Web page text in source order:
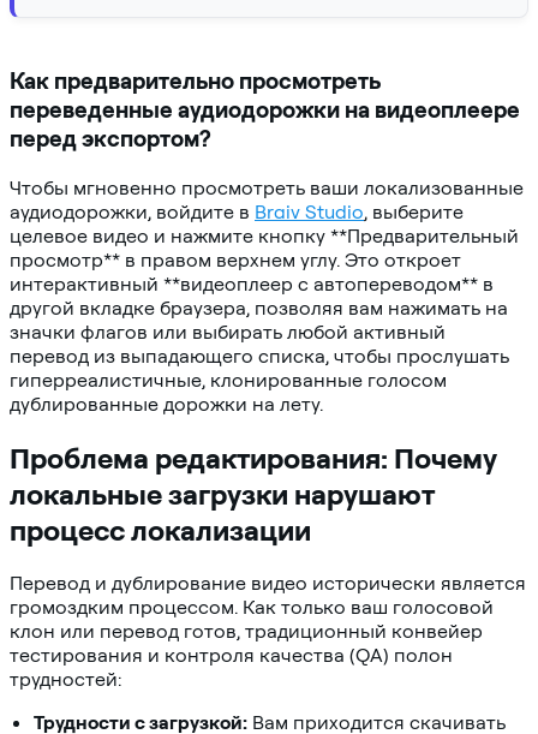
Как предварительно просмотреть
переведенные аудиодорожки на видеоплеере
перед экспортом?
Чтобы мгновенно просмотреть ваши локализованные
аудиодорожки, войдите в Braiv Studio, выберите
целевое видео и нажмите кнопку **Предварительный
просмотр** в правом верхнем углу. Это откроет
интерактивный **видеоплеер с автопереводом** в
другой вкладке браузера, позволяя вам нажимать на
значки флагов или выбирать любой активный
перевод из выпадающего списка, чтобы прослушать
гиперреалистичные, клонированные голосом
дублированные дорожки на лету.
Проблема редактирования: Почему
локальные загрузки нарушают
процесс локализации
Перевод и дублирование видео исторически является
громоздким процессом. Как только ваш голосовой
клон или перевод готов, традиционный конвейер
тестирования и контроля качества (QA) полон
трудностей:
Трудности с загрузкой: Вам приходится скачивать